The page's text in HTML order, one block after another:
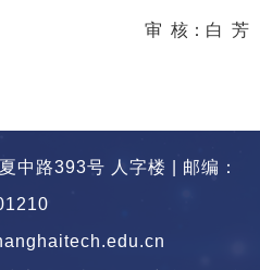
审 核：白 芳
中路393号 人字楼 | 邮编：